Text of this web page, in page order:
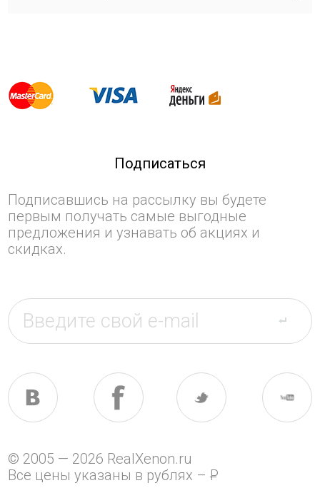
Подписаться
Подписавшись на рассылку вы будете
первым получать самые выгодные
предложения и узнавать об акциях и
скидках.
© 2005 — 2026 RealXenon.ru
Все цены указаны в рублях –P